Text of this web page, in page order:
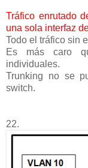
Tráfico enrutado
una sola interfaz
Todo el tráfico sin
Es más caro
individuales.
Trunking no se
switch.
22.